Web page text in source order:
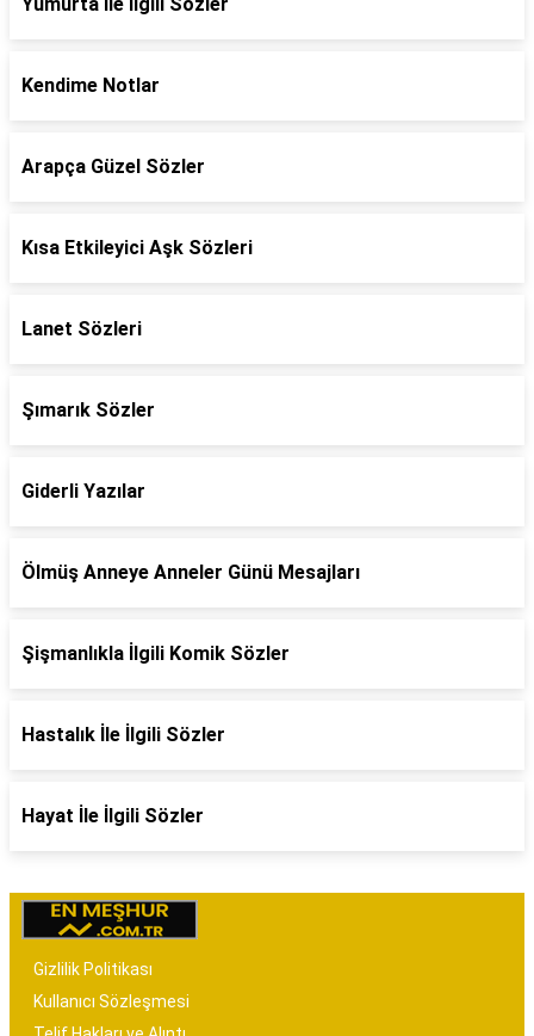
Kendime Notlar
Arapça Güzel Sözler
Kısa Etkileyici Aşk Sözleri
Lanet Sözleri
Şımarık Sözler
Giderli Yazılar
Ölmüş Anneye Anneler Günü Mesajları
Şişmanlıkla İlgili Komik Sözler
Hastalık İle İlgili Sözler
Hayat İle İlgili Sözler
Gizlilik Politikası
Kullanıcı Sözleşmesi